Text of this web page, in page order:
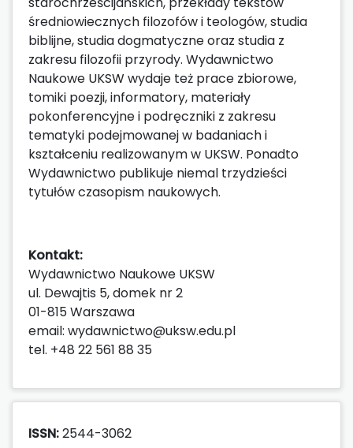
średniowiecznych filozofów i teologów, studia
biblijne, studia dogmatyczne oraz studia z
zakresu filozofii przyrody. Wydawnictwo
Naukowe UKSW wydaje też prace zbiorowe,
tomiki poezji, informatory, materiały
pokonferencyjne i podręczniki z zakresu
tematyki podejmowanej w badaniach i
kształceniu realizowanym w UKSW. Ponadto
Wydawnictwo publikuje niemal trzydzieści
tytułów czasopism naukowych.
Kontakt:
Wydawnictwo Naukowe UKSW
ul. Dewajtis 5, domek nr 2
01-815 Warszawa
email: wydawnictwo@uksw.edu.pl
tel. +48 22 561 88 35
ISSN:2544-3062